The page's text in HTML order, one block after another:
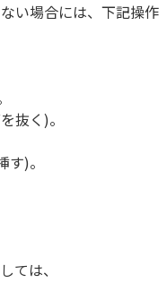
い場合には、下記操作
抜く)。
)。
ては、